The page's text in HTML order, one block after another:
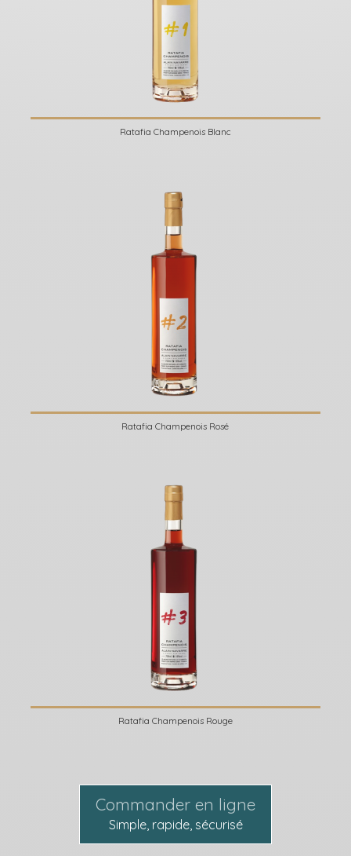
Ratafia Champenois Blanc
Ratafia Champenois Rosé
Ratafia Champenois Rouge
Commander en ligne
Simple, rapide, sécurisé